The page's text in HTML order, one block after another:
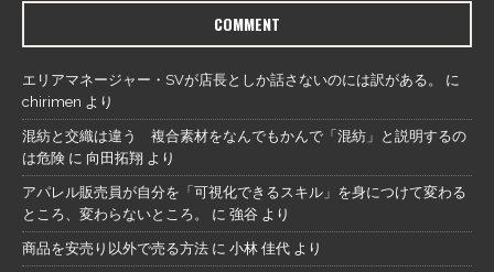
COMMENT
エリアマネージャー・SVが店長としか話さないのには訳がある。
に
chirimen より
混紡と交織は違う 複合素材をなんでもかんで「混紡」と説明するの
は危険 に 向田拓翔 より
アパレル販売員が自分を「可視化できるスキル」を身につけて変わる
ところ、変わらないところ。
に 強谷 より
商品を安売り以外で売る方法 に 小林 佳代 より